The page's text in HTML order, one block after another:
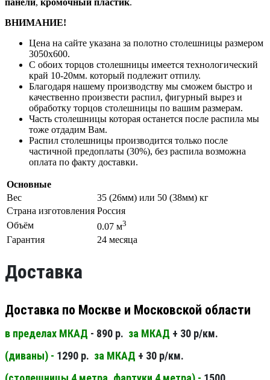
панели, кромочный пластик.
ВНИМАНИЕ!
Цена на сайте указана за полотно столешницы размером
3050х600.
С обоих торцов столешницы имеется технологический
край 10-20мм. который подлежит отпилу.
Благодаря нашему производству мы сможем быстро и
качественно произвести распил, фигурный вырез и
обработку торцов столешницы по вашим размерам.
Часть столешницы которая останется после распила мы
тоже отдадим Вам.
Распил столешницы производится только после
частичной предоплаты (30%), без распила возможна
оплата по факту доставки.
Основные
Вес
35 (26мм) или 50 (38мм) кг
Страна изготовления Россия
Объём
0.07 м3
Гарантия 24 месяца
Доставка
Доставка по Москве и Московской области
в пределах МКАД - 890 р. за МКАД + 30 р/км.
(диваны) - 1290 р. за МКАД + 30 р/км.